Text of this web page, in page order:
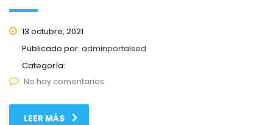
13 octubre, 2021
Publicado por: adminportalsed
Categoría:
No hay comentarios
LEER MÁS